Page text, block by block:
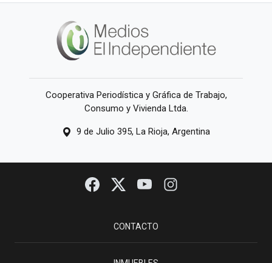
Cooperativa Periodística y Gráfica de Trabajo,
Consumo y Vivienda Ltda.
9 de Julio 395, La Rioja, Argentina
CONTACTO